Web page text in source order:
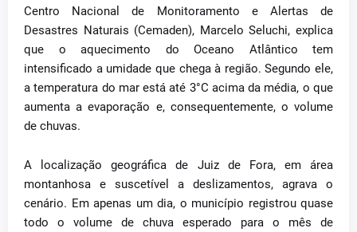
Centro Nacional de Monitoramento e Alertas de
Desastres Naturais (Cemaden), Marcelo Seluchi, explica
que o aquecimento do Oceano Atlântico tem
intensificado a umidade que chega à região. Segundo ele,
a temperatura do mar está até 3°C acima da média, o que
aumenta a evaporação e, consequentemente, o volume
de chuvas.
A localização geográfica de Juiz de Fora, em área
montanhosa e suscetível a deslizamentos, agrava o
cenário. Em apenas um dia, o município registrou quase
todo o volume de chuva esperado para o mês de